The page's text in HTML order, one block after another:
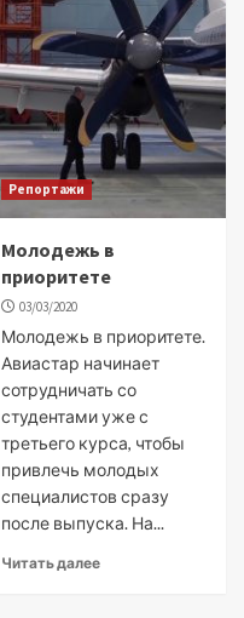
Репортажи
Молодежь в
приоритете
03/03/2020
Молодежь в приоритете.
Авиастар начинает
сотрудничать со
студентами уже с
третьего курса, чтобы
привлечь молодых
специалистов сразу
после выпуска. На...
Читать далее